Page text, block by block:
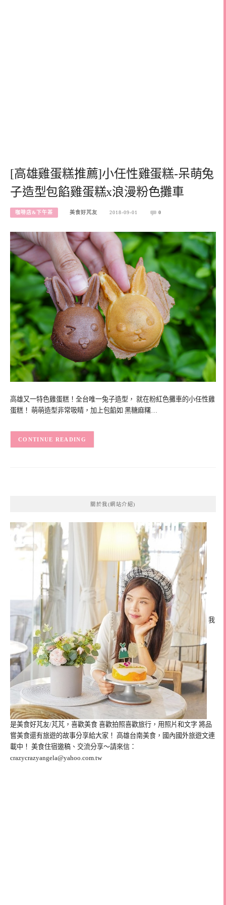
[高雄雞蛋糕推薦]小任性雞蛋糕-呆萌兔
子造型包餡雞蛋糕x浪漫粉色攤車
咖啡店&下午茶 美食好芃友 2018-09-01 0
高雄又一特色雞蛋糕！全台唯一兔子造型， 就在粉紅色攤車的小任性雞
蛋糕！ 萌萌造型非常吸睛，加上包餡如 黑糖麻糬…
CONTINUE READING
關於我(網站介紹)
我
是美食好芃友/芃芃，喜歡美食 喜歡拍照喜歡旅行，用照片和文字 將品
嘗美食還有旅遊的故事分享給大家！ 高雄台南美食，國內國外旅遊文連
載中！ 美食住宿邀稿、交流分享～請來信：
crazycrazyangela@yahoo.com.tw